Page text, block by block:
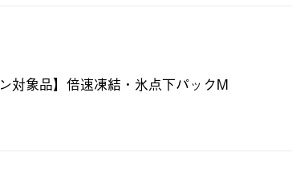
対象品】倍速凍結・氷点下パックM